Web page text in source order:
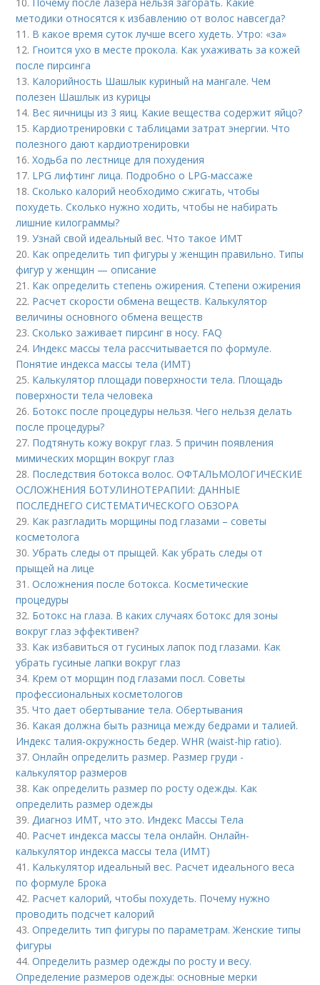
10.
Почему после лазера нельзя загорать. Какие
методики относятся к избавлению от волос навсегда?
11. В какое время суток лучше всего худеть. Утро: «за»
12. Гноится ухо в месте прокола. Как ухаживать за кожей
после пирсинга
13. Калорийность Шашлык куриный на мангале. Чем
полезен Шашлык из курицы
14. Вес яичницы из 3 яиц. Какие вещества содержит яйцо?
15. Кардиотренировки с таблицами затрат энергии. Что
полезного дают кардиотренировки
16.Ходьба по лестнице для похудения
17. LPG лифтинг лица. Подробно о LPG-массаже
18.Сколько калорий необходимо сжигать, чтобы
похудеть. Сколько нужно ходить, чтобы не набирать
лишние килограммы?
19.Узнай свой идеальный вес. Что такое ИМТ
20. Как определить тип фигуры у женщин правильно. Типы
фигур у женщин — описание
21. Как определить степень ожирения. Степени ожирения
22. Расчет скорости обмена веществ. Калькулятор
величины основного обмена веществ
23.Сколько заживает пирсинг в носу. FAQ
24. Индекс массы тела рассчитывается по формуле.
Понятие индекса массы тела (ИМТ)
25. Калькулятор площади поверхности тела. Площадь
поверхности тела человека
26. Ботокс после процедуры нельзя. Чего нельзя делать
после процедуры?
27. Подтянуть кожу вокруг глаз. 5 причин появления
мимических морщин вокруг глаз
28. Последствия ботокса волос. ОФТАЛЬМОЛОГИЧЕСКИЕ
ОСЛОЖНЕНИЯ БОТУЛИНОТЕРАПИИ: ДАННЫЕ
ПОСЛЕДНЕГО СИСТЕМАТИЧЕСКОГО ОБЗОРА
29. Как разгладить морщины под глазами – советы
косметолога
30.Убрать следы от прыщей. Как убрать следы от
прыщей на лице
31.Осложнения после ботокса. Косметические
процедуры
32. Ботокс на глаза. В каких случаях ботокс для зоны
вокруг глаз эффективен?
33. Как избавиться от гусиных лапок под глазами. Как
убрать гусиные лапки вокруг глаз
34. Крем от морщин под глазами посл. Советы
профессиональных косметологов
35.Что дает обертывание тела. Обертывания
36. Какая должна быть разница между бедрами и талией.
Индекс талия-окружность бедер. WHR (waist-hip ratio).
37.Онлайн определить размер. Размер груди -
калькулятор размеров
38. Как определить размер по росту одежды. Как
определить размер одежды
39.Диагноз ИМТ, что это. Индекс Массы Тела
40. Расчет индекса массы тела онлайн. Онлайн-
калькулятор индекса массы тела (ИМТ)
41. Калькулятор идеальный вес. Расчет идеального веса
по формуле Брока
42. Расчет калорий, чтобы похудеть. Почему нужно
проводить подсчет калорий
43.Определить тип фигуры по параметрам. Женские типы
фигуры
44.Определить размер одежды по росту и весу.
Определение размеров одежды: основные мерки